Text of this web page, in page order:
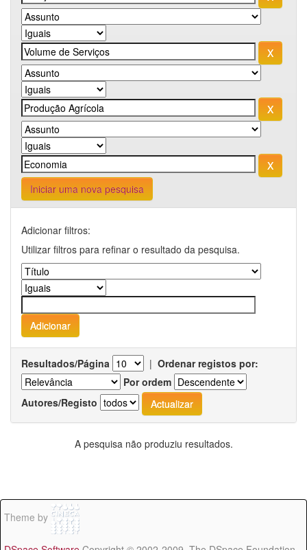
Iniciar uma nova pesquisa
Adicionar filtros:
Utilizar filtros para refinar o resultado da pesquisa.
Resultados/Página | Ordenar registos por:
Por ordem
Autores/Registo
A pesquisa não produziu resultados.
Theme by